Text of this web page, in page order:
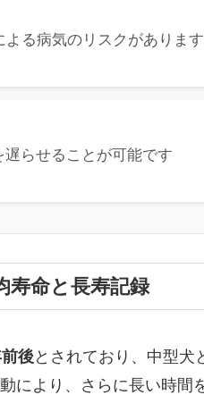
る病気のリスクがあります
らせることが可能です
寿命と長寿記録
後とされており、中型犬
により、さらに長い時間